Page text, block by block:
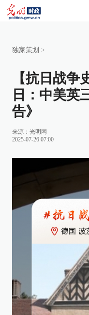
独家策划 >
【抗日战争
日：中美英
告》
来源： 光明网
2025-07-26 07:00